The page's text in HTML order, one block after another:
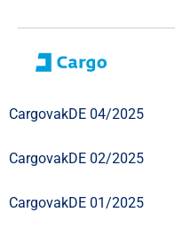
CargovakDE 04/2025
CargovakDE 02/2025
CargovakDE 01/2025